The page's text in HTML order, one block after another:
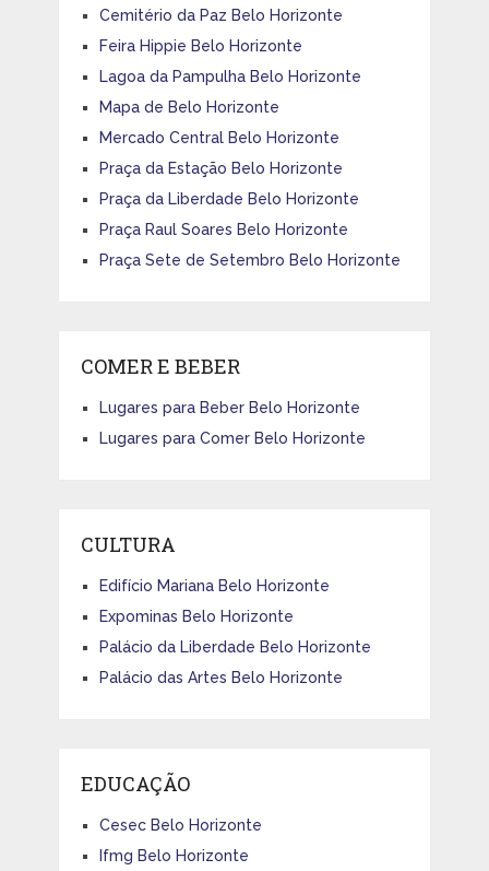
Cemitério da Paz Belo Horizonte
Feira Hippie Belo Horizonte
Lagoa da Pampulha Belo Horizonte
Mapa de Belo Horizonte
Mercado Central Belo Horizonte
Praça da Estação Belo Horizonte
Praça da Liberdade Belo Horizonte
Praça Raul Soares Belo Horizonte
Praça Sete de Setembro Belo Horizonte
COMER E BEBER
Lugares para Beber Belo Horizonte
Lugares para Comer Belo Horizonte
CULTURA
Edifício Mariana Belo Horizonte
Expominas Belo Horizonte
Palácio da Liberdade Belo Horizonte
Palácio das Artes Belo Horizonte
EDUCAÇÃO
Cesec Belo Horizonte
Ifmg Belo Horizonte